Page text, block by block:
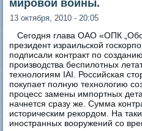
мировой войны.
13 октября, 2010 - 20:05
Сегодня глава ОАО «ОПК
президент израильской
подписали контракт по
производства беспилотных
технологиям IAI. Российская
покупает полную технологию
процесс замены импортных
начнется сразу же. Сумма
историческим рекордом. На
иностранных вооружений со